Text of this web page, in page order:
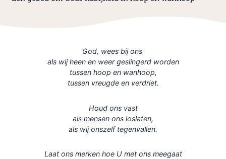
God, wees bij ons
als wij heen en weer geslingerd worden
tussen hoop en wanhoop,
tussen vreugde en verdriet.
Houd ons vast
als mensen ons loslaten,
als wij onszelf tegenvallen.
Laat ons merken hoe U met ons meegaat